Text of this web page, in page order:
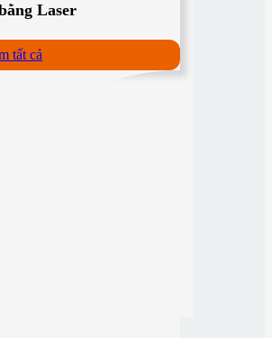
Laser
tất cả